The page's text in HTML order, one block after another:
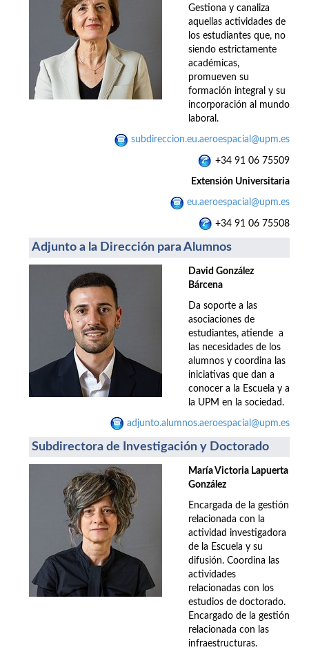
Gestiona y canaliza
aquellas actividades de
los estudiantes que, no
siendo estrictamente
académicas,
promueven su
formación integral y su
incorporación al mundo
laboral.
subdireccion.eu.aeroespacial@upm.es
+34 91 06 75509
Extensión Universitaria
eu.aeroespacial@upm.es
+34 91 06 75508
Adjunto a la Dirección para Alumnos
David González
Bárcena
Da soporte a las
asociaciones de
estudiantes, atiende a
las necesidades de los
alumnos y coordina las
iniciativas que dan a
conocer a la Escuela y a
la UPM en la sociedad.
adjunto.alumnos.aeroespacial@upm.es
Subdirectora de Investigación y Doctorado
María Victoria Lapuerta
González
Encargada de la gestión
relacionada con la
actividad investigadora
de la Escuela y su
difusión. Coordina las
actividades
relacionadas con los
estudios de doctorado.
Encargado de la gestión
relacionada con las
infraestructuras.